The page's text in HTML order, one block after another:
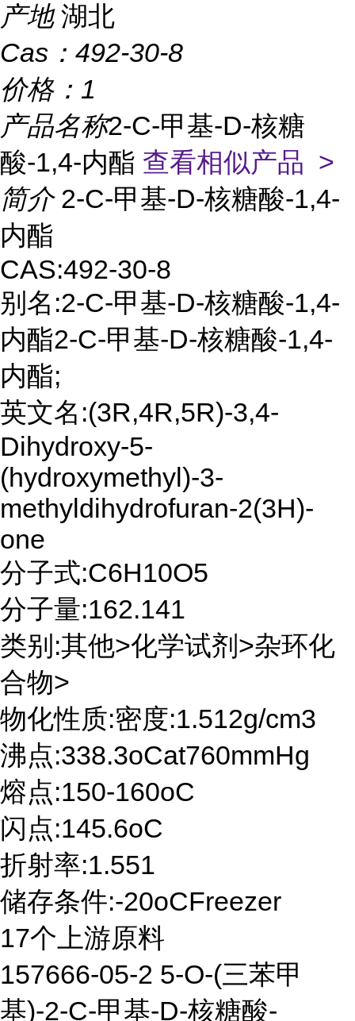
产地 湖北
Cas： 492-30-8
价格： 1
产品名称2-C-甲基-D-核糖
酸-1,4-内酯 查看相似产品 >
简介 2-C-甲基-D-核糖酸-1,4-
内酯
CAS:492-30-8
别名:2-C-甲基-D-核糖酸-1,4-
内酯2-C-甲基-D-核糖酸-1,4-
内酯;
英文名:(3R,4R,5R)-3,4-
Dihydroxy-5-
(hydroxymethyl)-3-
methyldihydrofuran-2(3H)-
one
分子式:C6H10O5
分子量:162.141
类别:其他>化学试剂>杂环化
合物>
物化性质:密度:1.512g/cm3
沸点:338.3oCat760mmHg
熔点:150-160oC
闪点:145.6oC
折射率:1.551
储存条件:-20oCFreezer
17个上游原料
157666-05-2 5-O-(三苯甲
基)-2-C-甲基-D-核糖酸-